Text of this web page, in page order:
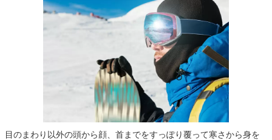
目のまわり以外の頭から顔、首までをすっぽり覆って寒さから身を